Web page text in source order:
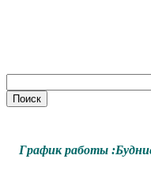
График работы :